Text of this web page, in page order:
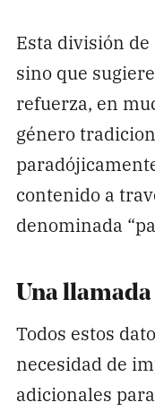
Esta división
sino que
refuerza, en
género
contenido a
denominada
Una
Todos estos
necesidad de
adicionales